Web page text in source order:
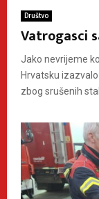
Društvo
Vatrogasci
Jako nevrijeme
Hrvatsku
zbog srušenih